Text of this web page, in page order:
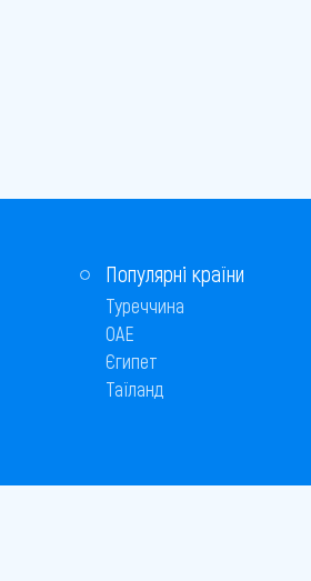
Популярні країни
Туреччина
ОАЕ
Єгипет
Таїланд